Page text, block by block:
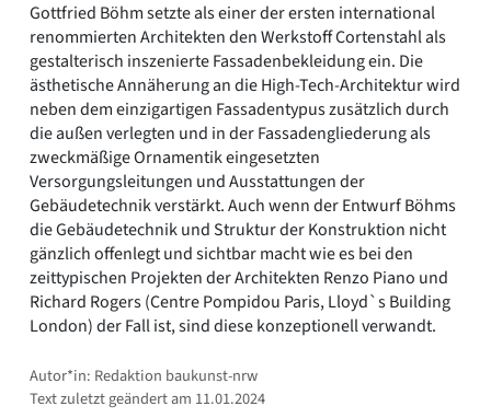
Gottfried Böhm setzte als einer der ersten international
renommierten Architekten den Werkstoff Cortenstahl als
gestalterisch inszenierte Fassadenbekleidung ein. Die
ästhetische Annäherung an die High-Tech-Architektur wird
neben dem einzigartigen Fassadentypus zusätzlich durch
die außen verlegten und in der Fassadengliederung als
zweckmäßige Ornamentik eingesetzten
Versorgungsleitungen und Ausstattungen der
Gebäudetechnik verstärkt. Auch wenn der Entwurf Böhms
die Gebäudetechnik und Struktur der Konstruktion nicht
gänzlich offenlegt und sichtbar macht wie es bei den
zeittypischen Projekten der Architekten Renzo Piano und
Richard Rogers (Centre Pompidou Paris, Lloyd`s Building
London) der Fall ist, sind diese konzeptionell verwandt.
Autor*in: Redaktion baukunst-nrw
Text zuletzt geändert am 11.01.2024